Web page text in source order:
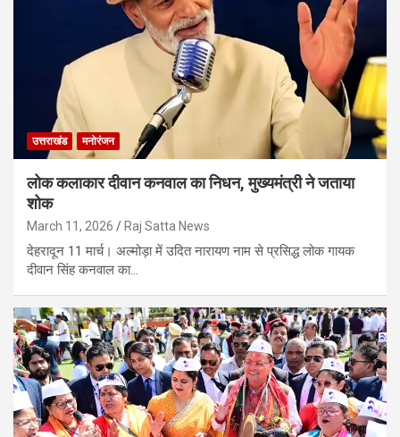
उत्तराखंड मनोरंजन
लोक कलाकार दीवान कनवाल का निधन, मुख्यमंत्री ने जताया
शोक
March 11, 2026 Raj Satta News
देहरादून 11 मार्च। अल्मोड़ा में उदित नारायण नाम से प्रसिद्ध लोक गायक
दीवान सिंह कनवाल का…